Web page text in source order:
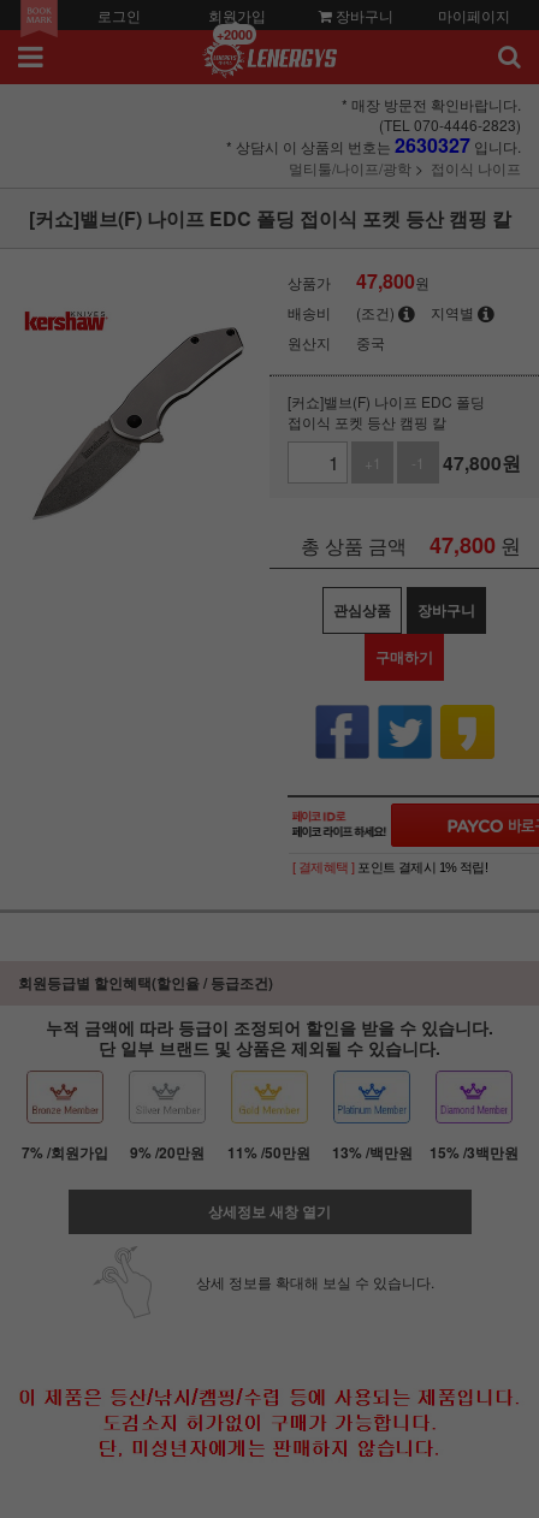
로그인 회원가입
+2000
장바구니 마이페이지
* 매장 방문전 확인바랍니다.
(TEL 070-4446-2823)
* 상담시 이 상품의 번호는 2630327 입니다.
멀티툴/나이프/광학
접이식 나이프
[커쇼]밸브(F) 나이프 EDC 폴딩 접이식 포켓 등산 캠핑 칼
상품가 47,800원
배송비
(조건)
지역별
원산지
중국
[커쇼]밸브(F) 나이프 EDC 폴딩
접이식 포켓 등산 캠핑 칼
+1
-1 47,800원
총 상품 금액 47,800 원
관심상품 장바구니
구매하기
페이코 ID로 페
[ 결제혜택 ] 포인트 결제시 1% 적립!
회원등급별 할인혜택(할인율 / 등급조건)
누적 금액에 따라 등급이 조정되어 할인을 받을 수 있습니다.
단 일부 브랜드 및 상품은 제외될 수 있습니다.
7% /회원가입 9% /20만원 11% /50만원 13% /백만원 15% /3백만원
상세정보 새창 열기
상세 정보를 확대해 보실 수 있습니다.